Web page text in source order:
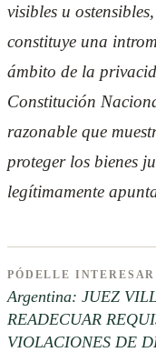
visibles u
constituye una
ámbito de la
Constitución
razonable que
proteger los bienes
legítimamente
PÓDELLE INTERESAR
Argentina: JUEZ
READECUAR
VIOLACIONES DE